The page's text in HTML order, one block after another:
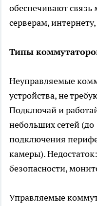
обеспечивают связь
серверам,
Типы
Неуправляемые
устройства, не
Подключай и
небольших сетей (до
подключения
камеры).
безопасности,
Управляемые